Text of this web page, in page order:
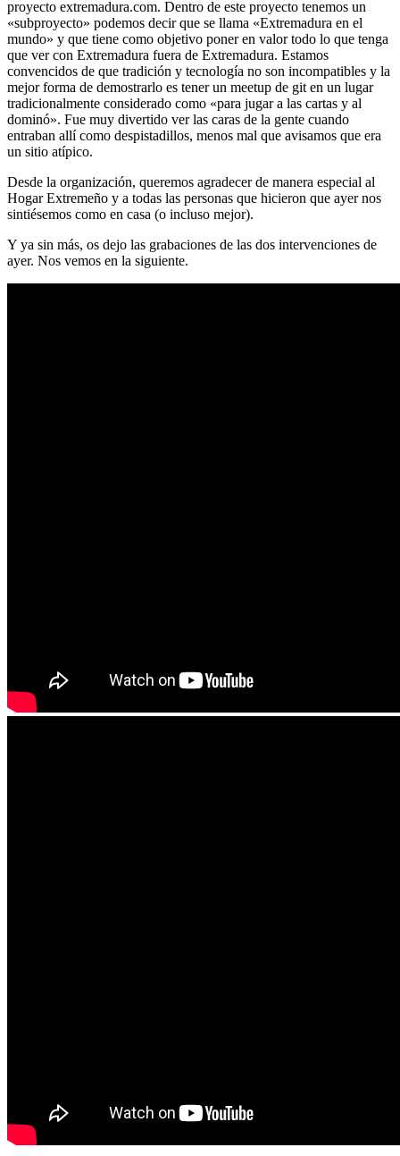
proyecto extremadura.com. Dentro de este proyecto tenemos un
«subproyecto» podemos decir que se llama «Extremadura en el
mundo» y que tiene como objetivo poner en valor todo lo que tenga
que ver con Extremadura fuera de Extremadura. Estamos
convencidos de que tradición y tecnología no son incompatibles y la
mejor forma de demostrarlo es tener un meetup de git en un lugar
tradicionalmente considerado como «para jugar a las cartas y al
dominó». Fue muy divertido ver las caras de la gente cuando
entraban allí como despistadillos, menos mal que avisamos que era
un sitio atípico.
Desde la organización, queremos agradecer de manera especial al
Hogar Extremeño y a todas las personas que hicieron que ayer nos
sintiésemos como en casa (o incluso mejor).
Y ya sin más, os dejo las grabaciones de las dos intervenciones de
ayer. Nos vemos en la siguiente.